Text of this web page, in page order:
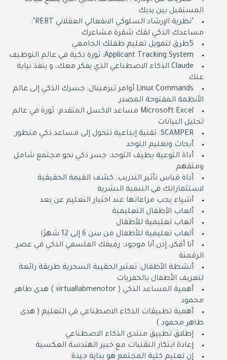
دروس تقوية لكل
المراحل
zoom عبر منصة زوم
متابعة الواجبات
لجميع المواد
Shop now
المستقبل بين يديك
"نظرية الإرشاد السلوكي الانفعالي العقلاني REBT":
مساعدك الذكي لفك شفرة مشاعرك
5طرق لتمويل تعليم طفلك الجامعي
Applicant Tracking System: ثورة ذكية في عالم التوظيف
Claude الذكاء الاصطناعي الذي يفكر معك، و ينفذ نيابة
عنك
Linux Commands أوامر تيرمينال: جسرك الذكي إلى عالم
الأنظمة المفتوحة المصدر
Microsoft Excel مساعد الاكسل المتقدم: ثورة في عالم
تحليل البيانات
SCAMPER: تقنية إبداعية تتحول إلى مساعد ذكي متطور
أبحاث وتعليم التوحد
أداة التوعية بطيف التوحد: جسر ذكي نحو مجتمع شامل
ومتفهم
أداة قياس تأثير التدريب: كشف القيمة الحقيقية
لاستثماراتك في التنمية البشرية
أشياء يجب مراعاتها عند اختيار التعليم عن بعد
ألعاب الأطفال التعليمية
ألعاب تعليمية للأطفال
ألعاب تعليمية للأطفال من سن 6 إلى 12 شهرًا
أنا أفكر، إذن أنا موجود: رفيقك الفلسفي الذكي في عصر
الرقمنة
أنشطة الأطفال: تعتبر الحقيبة السحرية طريقة رائعة
لتعريف الأطفال بالحفريات
أهمية المساعد الذكي ( virtuallabmenotor ) هدى طاهر
محمود
أهمية تطبيقات الذكاء الاصطناعي في التعليم ( هدى
طاهر محمود )
إطلاق تطبيق منتدى الذكاء الاصطناعي
إعادة ابتكار التقنيات مع خبير الهندسة العكسية
إن تعليم كلية المجتمع هو بداية جيدة